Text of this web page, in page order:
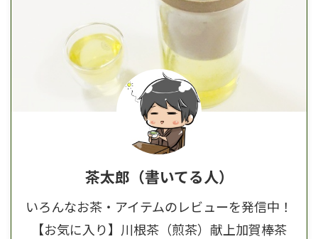
茶太郎（書いてる人）
いろんなお茶・アイテムのレビューを発信中！
【お気に入り】川根茶（煎茶）献上加賀棒茶